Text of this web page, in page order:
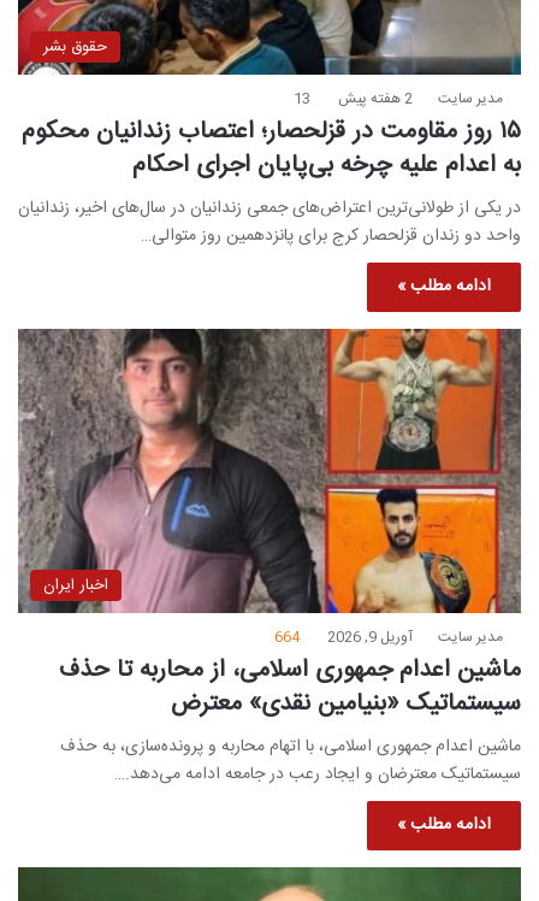
حقوق بشر
مدیر سایت 2 هفته پیش 13
۱۵ روز مقاومت در قزلحصار؛ اعتصاب زندانیان محکوم
به اعدام علیه چرخه بی‌پایان اجرای احکام
در یکی از طولانی‌ترین اعتراض‌های جمعی زندانیان در سال‌های اخیر، زندانیان
واحد دو زندان قزلحصار کرج برای پانزدهمین روز متوالی…
ادامه مطلب »
اخبار ایران
مدیر سایت آوریل 9, 2026 664
ماشین اعدام جمهوری اسلامی، از محاربه تا حذف
سیستماتیک «بنیامین نقدی» معترض
ماشین اعدام جمهوری اسلامی، با اتهام محاربه و پرونده‌سازی، به حذف
سیستماتیک معترضان و ایجاد رعب در جامعه ادامه می‌دهد.…
ادامه مطلب »